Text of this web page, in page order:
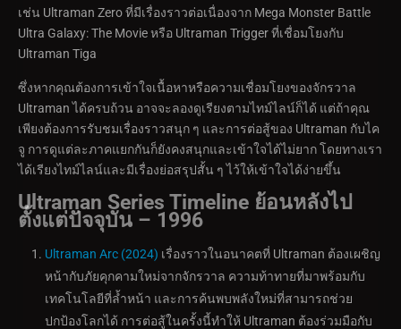
เช่น Ultraman Zero ที่มีเรื่องราวต่อเนื่องจาก Mega Monster Battle
Ultra Galaxy: The Movie หรือ Ultraman Trigger ที่เชื่อมโยงกับ
Ultraman Tiga
ซึ่งหากคุณต้องการเข้าใจเนื้อหาหรือความเชื่อมโยงของจักรวาล
Ultraman ได้ครบถ้วน อาจจะลองดูเรียงตามไทม์ไลน์ก็ได้ แต่ถ้าคุณ
เพียงต้องการรับชมเรื่องราวสนุก ๆ และการต่อสู้ของ Ultraman กับไค
จู การดูแต่ละภาคแยกกันก็ยังคงสนุกและเข้าใจได้ไม่ยาก โดยทางเรา
ได้เรียงไทม์ไลน์และมีเรื่องย่อสรุปสั้น ๆ ไว้ให้เข้าใจได้ง่ายขึ้น
Ultraman Series Timeline ย้อนหลังไป
ตั้งแต่ปัจจุบัน – 1996
Ultraman Arc (2024) เรื่องราวในอนาคตที่ Ultraman ต้องเผชิญ
หน้ากับภัยคุกคามใหม่จากจักรวาล ความท้าทายที่มาพร้อมกับ
เทคโนโลยีที่ล้ำหน้า และการค้นพบพลังใหม่ที่สามารถช่วย
ปกป้องโลกได้ การต่อสู้ในครั้งนี้ทำให้ Ultraman ต้องร่วมมือกับ